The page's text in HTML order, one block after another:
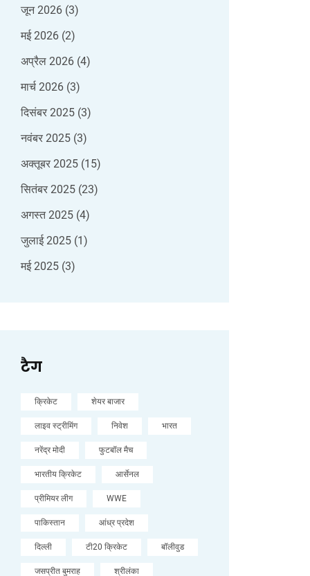
जून 2026 (3)
मई 2026 (2)
अप्रैल 2026 (4)
मार्च 2026 (3)
दिसंबर 2025 (3)
नवंबर 2025 (3)
अक्तूबर 2025 (15)
सितंबर 2025 (23)
अगस्त 2025 (4)
जुलाई 2025 (1)
मई 2025 (3)
टैग
क्रिकेट शेयर बाजार
लाइव स्ट्रीमिंग निवेश भारत
नरेंद्र मोदी फुटबॉल मैच
भारतीय क्रिकेट आर्सेनल
प्रीमियर लीग WWE
पाकिस्तान आंध्र प्रदेश
दिल्ली टी20 क्रिकेट बॉलीवुड
जसप्रीत बुमराह श्रीलंका